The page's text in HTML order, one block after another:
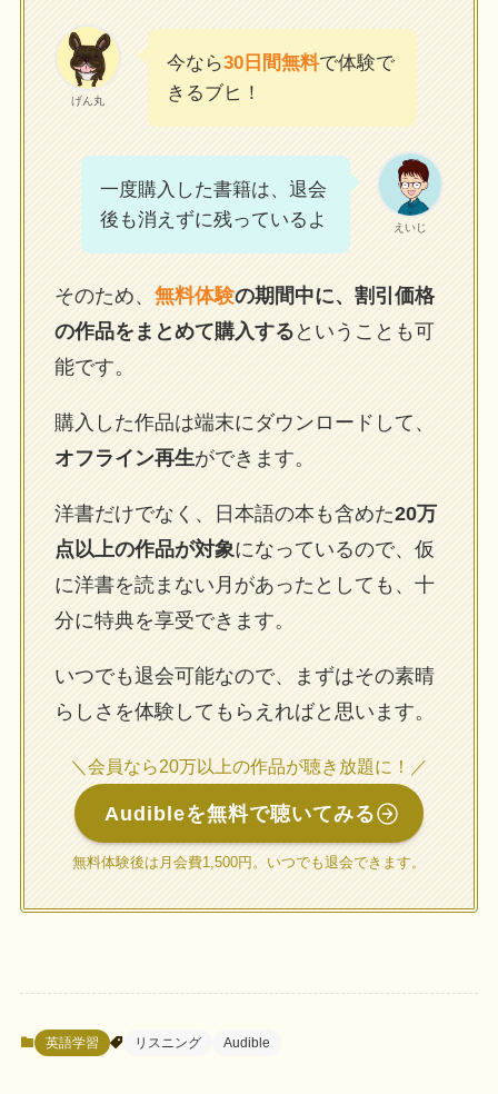
げん丸
今なら30日間無料で体験で
きるブヒ！
えいじ
一度購入した書籍は、退会
後も消えずに残っているよ
そのため、 無料体験の期間中に、割引価格
の作品をまとめて購入する ということも可
能です。
購入した作品は端末にダウンロードして、
オフライン再生ができます。
洋書だけでなく、日本語の本も含めた20万
点以上の作品が対象になっているので、仮
に洋書を読まない月があったとしても、十
分に特典を享受できます。
いつでも退会可能なので、まずはその素晴
らしさを体験してもらえればと思います。
＼会員なら20万以上の作品が聴き放題に！／
Audibleを無料で聴いてみる
無料体験後は月会費1,500円。いつでも退会できます。
英語学習 リスニング Audible